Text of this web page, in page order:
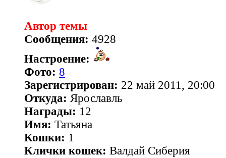
Автор темы
Сообщения: 4928
Настроение:
Фото: 8
Зарегистрирован: 22 май 2011, 20:00
Откуда: Ярославль
Награды: 12
Имя: Татьяна
Кошки: 1
Клички кошек: Валдай Сиберия